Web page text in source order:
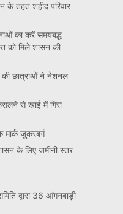
के तहत शहीद परिवार
का करें समयबद्ध
को मिले शासन की
की छात्राओं ने नेशनल
से खाई में गिरा
जुकरबर्ग
के लिए जमीनी स्तर
द्वारा 36 आंगनबाड़ी